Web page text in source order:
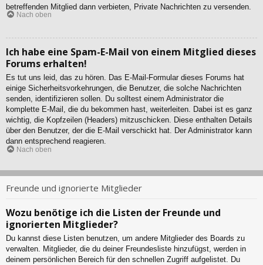
betreffenden Mitglied dann verbieten, Private Nachrichten zu versenden.
Nach oben
Ich habe eine Spam-E-Mail von einem Mitglied dieses
Forums erhalten!
Es tut uns leid, das zu hören. Das E-Mail-Formular dieses Forums hat
einige Sicherheitsvorkehrungen, die Benutzer, die solche Nachrichten
senden, identifizieren sollen. Du solltest einem Administrator die
komplette E-Mail, die du bekommen hast, weiterleiten. Dabei ist es ganz
wichtig, die Kopfzeilen (Headers) mitzuschicken. Diese enthalten Details
über den Benutzer, der die E-Mail verschickt hat. Der Administrator kann
dann entsprechend reagieren.
Nach oben
Freunde und ignorierte Mitglieder
Wozu benötige ich die Listen der Freunde und
ignorierten Mitglieder?
Du kannst diese Listen benutzen, um andere Mitglieder des Boards zu
verwalten. Mitglieder, die du deiner Freundesliste hinzufügst, werden in
deinem persönlichen Bereich für den schnellen Zugriff aufgelistet. Du